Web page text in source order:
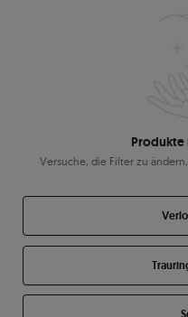
Versuche, die Filter zu